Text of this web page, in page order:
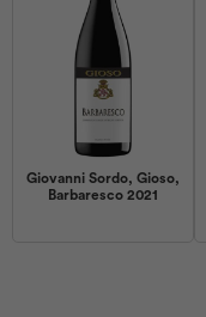
Giovanni Sordo, Gioso,
Barbaresco 2021